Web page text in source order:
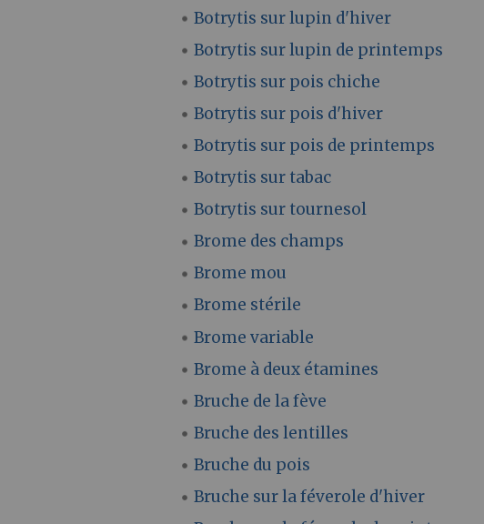
Botrytis sur lupin d'hiver
Botrytis sur lupin de printemps
Botrytis sur pois chiche
Botrytis sur pois d'hiver
Botrytis sur pois de printemps
Botrytis sur tabac
Botrytis sur tournesol
Brome des champs
Brome mou
Brome stérile
Brome variable
Brome à deux étamines
Bruche de la fève
Bruche des lentilles
Bruche du pois
Bruche sur la féverole d'hiver